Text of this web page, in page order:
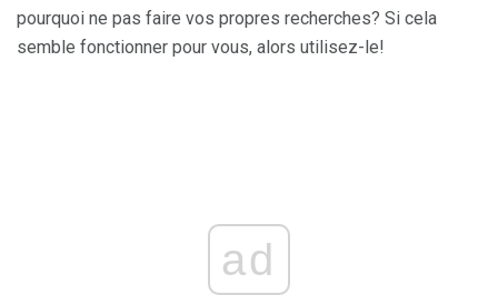
pourquoi ne pas faire vos propres recherches? Si cela
semble fonctionner pour vous, alors utilisez-le!
ad